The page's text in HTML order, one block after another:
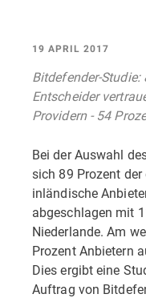
19 APRIL 2017
Bitdefender-Studie:
Entscheider
Providern - 54
Bei der Auswahl
sich 89 Prozent
inländische
abgeschlagen mit
Niederlande. Am
Prozent Anbietern
Dies ergibt eine
Auftrag von